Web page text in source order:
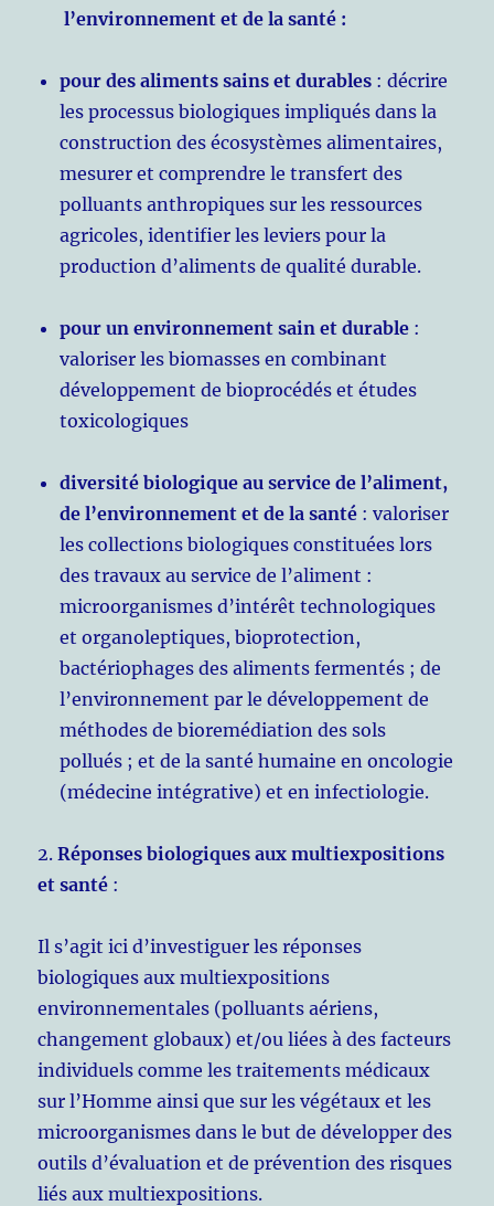
l’environnement et de la santé :
pour des aliments sains et durables : décrire
les processus biologiques impliqués dans la
construction des écosystèmes alimentaires,
mesurer et comprendre le transfert des
polluants anthropiques sur les ressources
agricoles, identifier les leviers pour la
production d’aliments de qualité durable.
pour un environnement sain et durable :
valoriser les biomasses en combinant
développement de bioprocédés et études
toxicologiques
diversité biologique au service de l’aliment,
de l’environnement et de la santé : valoriser
les collections biologiques constituées lors
des travaux au service de l’aliment :
microorganismes d’intérêt technologiques
et organoleptiques, bioprotection,
bactériophages des aliments fermentés ; de
l’environnement par le développement de
méthodes de bioremédiation des sols
pollués ; et de la santé humaine en oncologie
(médecine intégrative) et en infectiologie.
2.Réponses biologiques aux multiexpositions
et santé :
Il s’agit ici d’investiguer les réponses
biologiques aux multiexpositions
environnementales (polluants aériens,
changement globaux) et/ou liées à des facteurs
individuels comme les traitements médicaux
sur l’Homme ainsi que sur les végétaux et les
microorganismes dans le but de développer des
outils d’évaluation et de prévention des risques
liés aux multiexpositions.